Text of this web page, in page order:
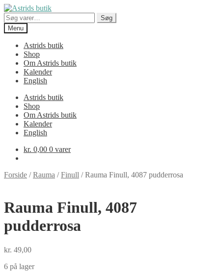
Spring
til
navigation
Spring
til
indhold
Søg
efter:
Søg
Menu
Astrids butik
Shop
Om Astrids butik
Kalender
English
Astrids butik
Shop
Om Astrids butik
Kalender
English
kr. 0,00 0 varer
Forside /Rauma /Finull /Rauma Finull, 4087 pudderrosa
Rauma Finull, 4087
pudderrosa
kr. 49,00
6 på lager